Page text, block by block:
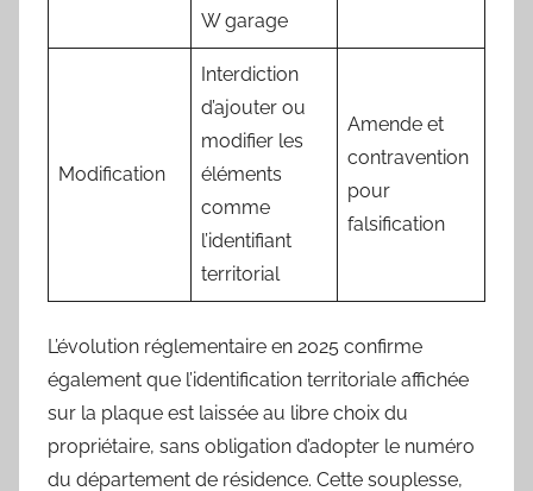
W garage
Modification
Interdiction
d’ajouter ou
modifier les
éléments
comme
l’identifiant
territorial
Amende et
contravention
pour
falsification
L’évolution réglementaire en 2025 confirme
également que l’identification territoriale affichée
sur la plaque est laissée au libre choix du
propriétaire, sans obligation d’adopter le numéro
du département de résidence. Cette souplesse,